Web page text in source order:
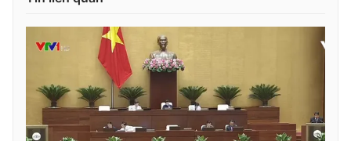
VTV4
VTV9 VTV8
Liên hệ tòa soạn English